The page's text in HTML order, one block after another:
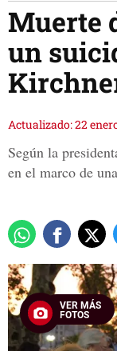
Muerte
un
Actualizado: 22
Según la
en el marco de
VER MÁS
FOTOS